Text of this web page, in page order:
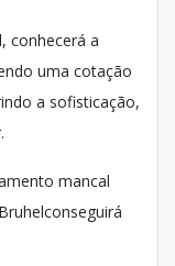
conhecerá a
uma cotação
a sofisticação,
mancal